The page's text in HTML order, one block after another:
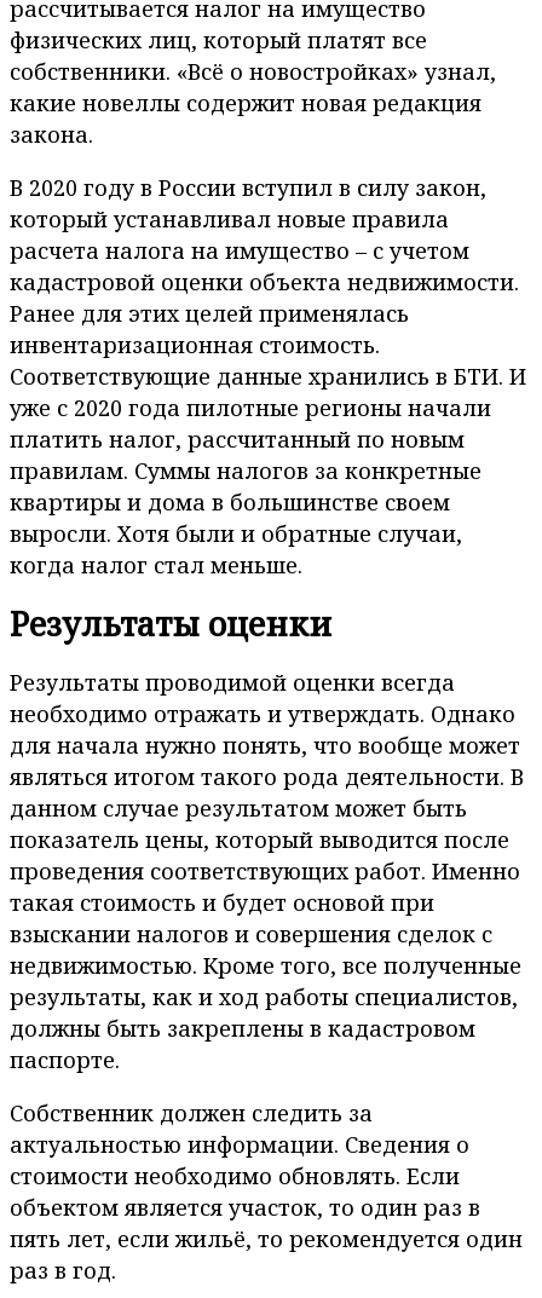
рассчитывается налог на имущество
физических лиц, который платят все
собственники. «Всё о новостройках» узнал,
какие новеллы содержит новая редакция
закона.
В 2020 году в России вступил в силу закон,
который устанавливал новые правила
расчета налога на имущество – с учетом
кадастровой оценки объекта недвижимости.
Ранее для этих целей применялась
инвентаризационная стоимость.
Соответствующие данные хранились в БТИ. И
уже с 2020 года пилотные регионы начали
платить налог, рассчитанный по новым
правилам. Суммы налогов за конкретные
квартиры и дома в большинстве своем
выросли. Хотя были и обратные случаи,
когда налог стал меньше.
Результаты оценки
Результаты проводимой оценки всегда
необходимо отражать и утверждать. Однако
для начала нужно понять, что вообще может
являться итогом такого рода деятельности. В
данном случае результатом может быть
показатель цены, который выводится после
проведения соответствующих работ. Именно
такая стоимость и будет основой при
взыскании налогов и совершения сделок с
недвижимостью. Кроме того, все полученные
результаты, как и ход работы специалистов,
должны быть закреплены в кадастровом
паспорте.
Собственник должен следить за
актуальностью информации. Сведения о
стоимости необходимо обновлять. Если
объектом является участок, то один раз в
пять лет, если жильё, то рекомендуется один
раз в год.